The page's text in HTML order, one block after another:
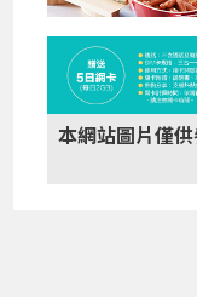
本網站圖片僅